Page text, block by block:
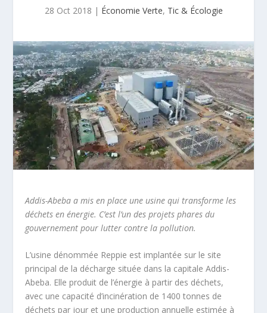
28 Oct 2018 | Économie Verte, Tic & Écologie
Addis-Abeba a mis en place une usine qui transforme les
déchets en énergie. C’est l’un des projets phares du
gouvernement pour lutter contre la pollution.
L’usine dénommée Reppie est implantée sur le site
principal de la décharge située dans la capitale Addis-
Abeba. Elle produit de l’énergie à partir des déchets,
avec une capacité d’incinération de 1400 tonnes de
déchets par jour et une production annuelle estimée à